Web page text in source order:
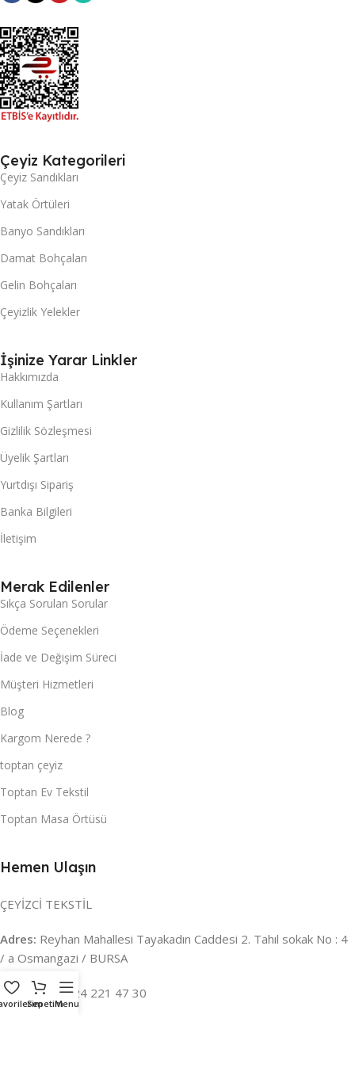
Çeyiz Kategorileri
Çeyiz Sandıkları
Yatak Örtüleri
Banyo Sandıkları
Damat Bohçaları
Gelin Bohçaları
Çeyizlik Yelekler
İşinize Yarar Linkler
Hakkımızda
Kullanım Şartları
Gizlilik Sözleşmesi
Üyelik Şartları
Yurtdışı Sipariş
Banka Bilgileri
İletişim
Merak Edilenler
Sıkça Sorulan Sorular
Ödeme Seçenekleri
İade ve Değişim Süreci
Müşteri Hizmetleri
Blog
Kargom Nerede ?
toptan çeyiz
Toptan Ev Tekstil
Toptan Masa Örtüsü
Hemen Ulaşın
ÇEYİZCİ TEKSTİL
Adres: Reyhan Mahallesi Tayakadın Caddesi 2. Tahıl sokak No : 4
/ a Osmangazi / BURSA
İLETİŞİM : 0224 221 47 30
SepetimMenu